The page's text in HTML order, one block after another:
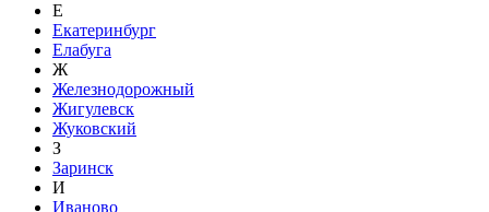
Е
Екатеринбург
Елабуга
Ж
Железнодорожный
Жигулевск
Жуковский
З
Заринск
И
Иваново